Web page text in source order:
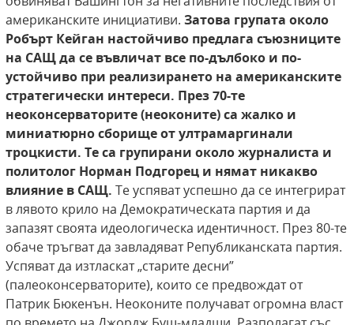
американските инициативи. Затова групата около
Робърт Кейган настойчиво предлага съюзниците
на САЩ да се въвличат все по-дълбоко и по-
устойчиво при реализирането на американските
стратегически интереси. През 70-те
неоконсерваторите(неоконите) са жалко и
миниатюрно сборище отултрамаргинали
троцкисти. Те са групирани околожурналиста и
политолог Норман Подгорец и нямат никакво
влияние в САЩ. Те успяват успешно да се интегрират
в лявото крило на Демократическата партия и да
запазят своята идеологическа идентичност. През 80-те
обаче тръгват да завладяват Републиканската партия.
Успяват да изтласкат „старите десни”
(палеоконсерваторите), които се предвождат от
Патрик Бюкенън. Неоконите получават огромна власт